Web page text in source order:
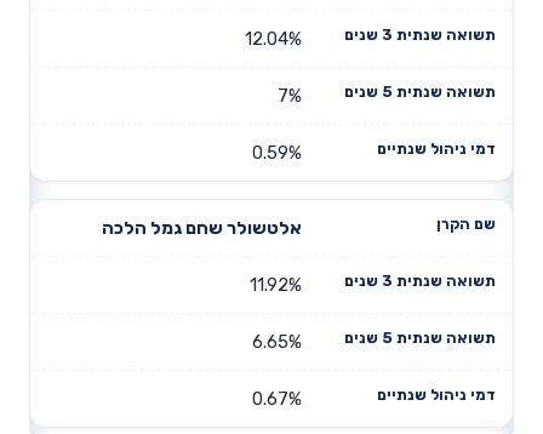
12.04%
7%
0.59%
אלטשולר שחם גמל הלכה
11.92%
6.65%
0.67%